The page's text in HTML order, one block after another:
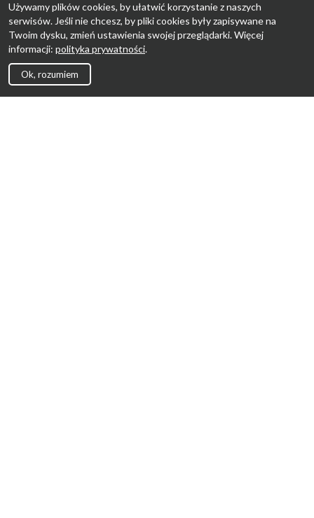
Używamy plików cookies, by ułatwić korzystanie z naszych
serwisów. Jeśli nie chcesz, by pliki cookies były zapisywane na
Twoim dysku, zmień ustawienia swojej przeglądarki. Więcej
informacji: polityka prywatności.
Ok, rozumiem